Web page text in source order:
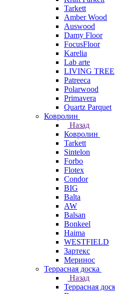
Tarkett
Amber Wood
Auswood
Damy Floor
FocusFloor
Karelia
Lab arte
LIVING TREE
Patreeca
Polarwood
Primavera
Quartz Parquet
Ковролин
Назад
Ковролин
Tarkett
Sintelon
Forbo
Flotex
Condor
BIG
Balta
AW
Balsan
Bonkeel
Haima
WESTFIELD
Зартекс
Меринос
Террасная доска
Назад
Террасная